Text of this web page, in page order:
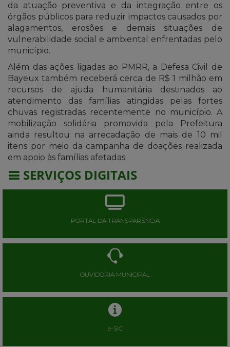
da atuação preventiva e da integração entre os
órgãos públicos para reduzir impactos causados por
alagamentos, erosões e demais situações de
vulnerabilidade social e ambiental enfrentadas pelo
município.
Além das ações ligadas ao PMRR, a Defesa Civil de
Bayeux também receberá cerca de R$ 1 milhão em
recursos de ajuda humanitária destinados ao
atendimento das famílias atingidas pelas fortes
chuvas registradas recentemente no município. A
mobilização solidária promovida pela Prefeitura
ainda resultou na arrecadação de mais de 10 mil
itens por meio da campanha de doações realizada
em apoio às famílias afetadas.
SERVIÇOS DIGITAIS
PORTAL DA TRANSPARÊNCIA
OUVIDORIA MUNICIPAL
e-SIC